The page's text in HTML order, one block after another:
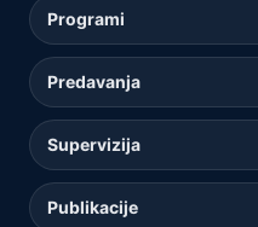
Programi
Predavanja
Supervizija
Publikacije